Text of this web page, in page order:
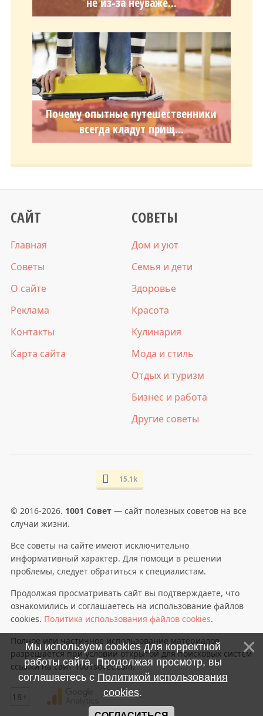
Почему опытные путешественники
всегда кладут прищ...
САЙТ
Главная
Советы
О сайте
Реклама
Контакты
Карта сайта
СОВЕТЫ
Дом и уют
Семья и дети
Здоровье
Красота
Кулинария
Мода и стиль
Отдых и туризм
Бизнес и работа
Другие советы
15.1k
© 2016-2026. 1001 Совет— сайт полезных советов на все
случаи жизни.
Все советы на сайте имеют исключительно
информативный характер. Для помощи в решении
проблемы, следует обратиться к специалистам.
Продолжая просматривать сайт вы подтверждаете, что
ознакомились и соглашаетесь на использование файлов
cookies. Политика использования файлов cookies.
Полное или частичное использование материалов
разрешается при условии открытой для поисковых систем
ссылки на сайт 1001sovet.com.
18+
Мы используем cookies для корректной
работы сайта. Продолжая просмотр, вы
соглашаетесь с Политикой использования
cookies.